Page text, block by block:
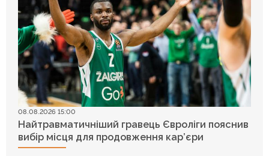
08.08.2026 15:00
Найтравматичніший гравець Євроліги пояснив
вибір місця для продовження кар’єри